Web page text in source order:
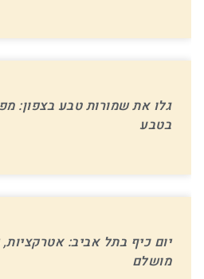
גלו את שמורות טבע בצפון:
בטבע
יום כיף בתל אביב: אטרקציות,
מושלם